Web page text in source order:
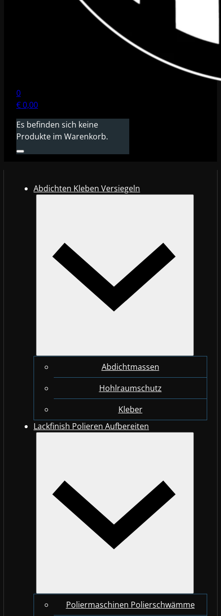
0
€0,00
Es befinden sich keine
Produkte im Warenkorb.
Abdichten Kleben Versiegeln
Abdichtmassen
Hohlraumschutz
Kleber
Lackfinish Polieren Aufbereiten
Poliermaschinen Polierschwämme